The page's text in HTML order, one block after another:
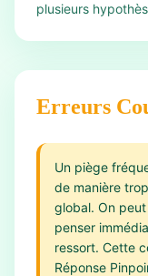
plusieurs
Erreurs
Un piège
de manière
global. On
penser
ressort. Cette
Réponse